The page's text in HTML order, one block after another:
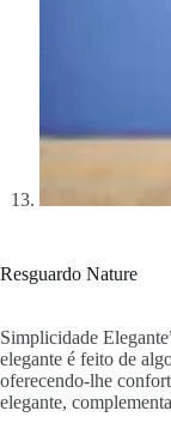
Resguardo Nature
Simplicidade
elegante é feito de
oferecendo-lhe
elegante,